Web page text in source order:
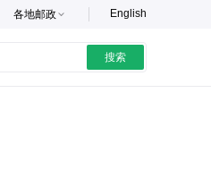
English
各地邮政
搜索